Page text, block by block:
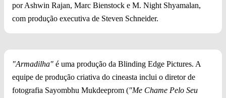
por Ashwin Rajan, Marc Bienstock e M. Night Shyamalan,
com produção executiva de Steven Schneider.
"Armadilha" é uma produção da Blinding Edge Pictures. A
equipe de produção criativa do cineasta inclui o diretor de
fotografia Sayombhu Mukdeeprom ("Me Chame Pelo Seu